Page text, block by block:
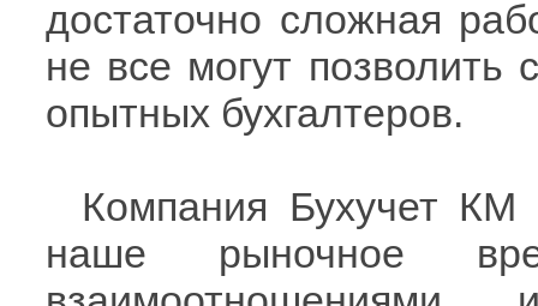
достаточно сложная
не все могут позволить
опытных бухгалтеров.
Компания Бухучет
наше рыночное